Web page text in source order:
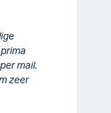
mail.
zeer